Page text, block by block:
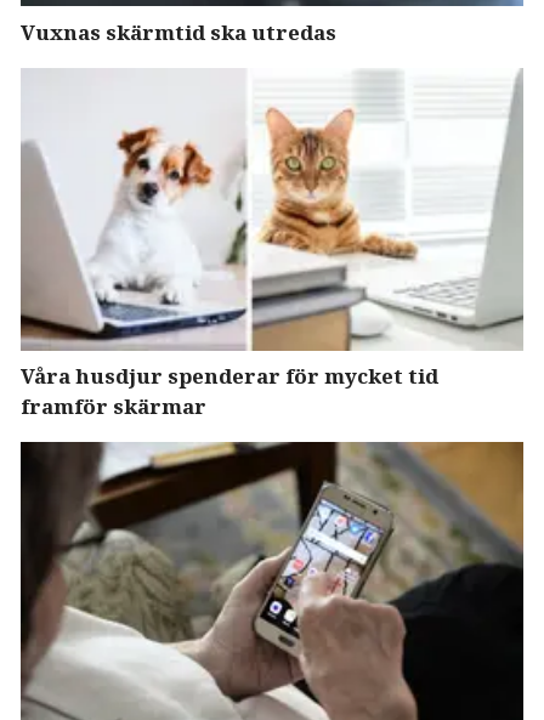
Vuxnas skärmtid ska utredas
Våra husdjur spenderar för mycket tid
framför skärmar